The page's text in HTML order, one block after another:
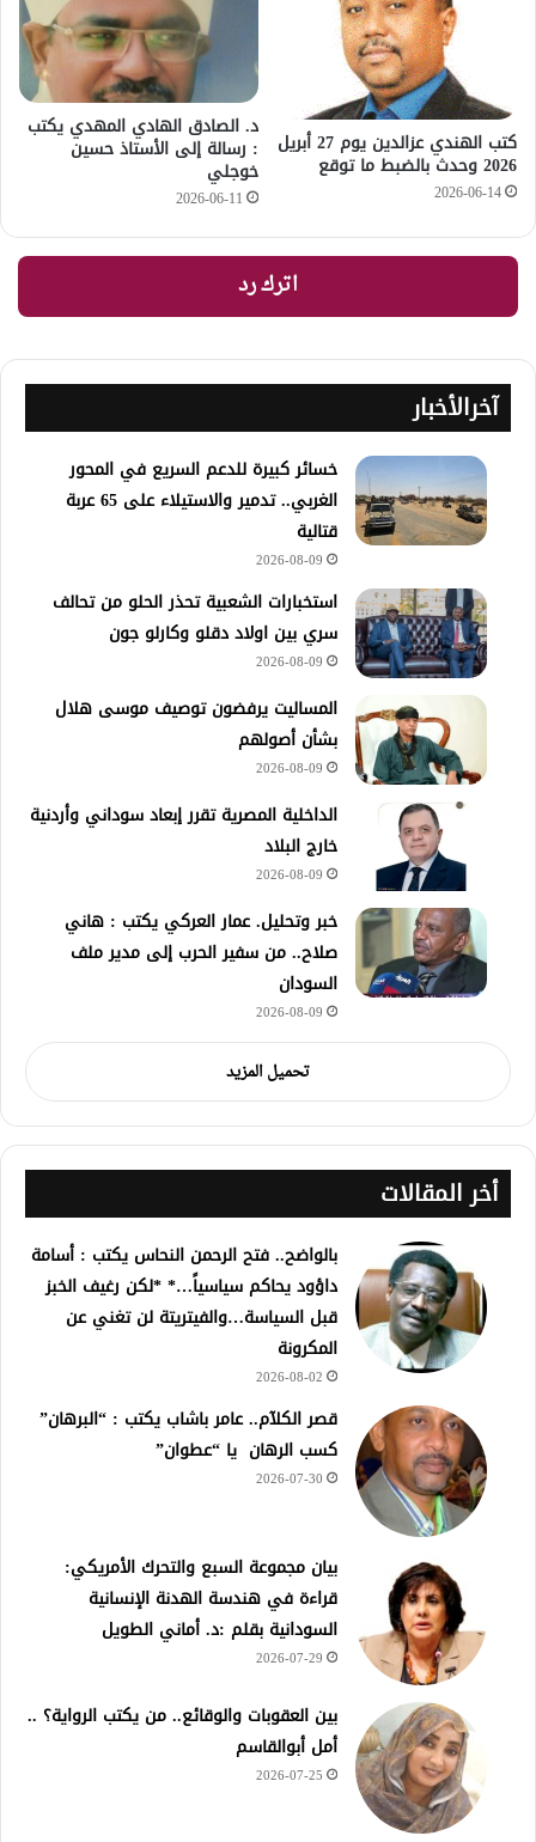
كتب الهندي عزالدين يوم 27 أبريل
2026 وحدث بالضبط ما توقع
2026-06-14
د. الصادق الهادي المهدي يكتب
: رسالة إلى الأستاذ حسين
خوجلي
2026-06-11
اترك رد
آخرالأخبار
خسائر كبيرة للدعم السريع في المحور
الغربي.. تدمير والاستيلاء على 65 عربة
قتالية
2026-08-09
استخبارات الشعبية تحذر الحلو من تحالف
سري بين اولاد دقلو وكارلو جون
2026-08-09
المساليت يرفضون توصيف موسى هلال
بشأن أصولهم
2026-08-09
الداخلية المصرية تقرر إبعاد سوداني وأردنية
خارج البلاد
2026-08-09
خبر وتحليل. عمار العركي يكتب : هاني
صلاح.. من سفير الحرب إلى مدير ملف
السودان
2026-08-09
تحميل المزيد
أخر المقالات
بالواضح.. فتح الرحمن النحاس يكتب : أسامة
داؤود يحاكم سياسياً…* *لكن رغيف الخبز
قبل السياسة…والفيتريتة لن تغني عن
المكرونة
2026-08-02
قصر الكلآم.. عامر باشاب يكتب : “البرهان”
كسب الرهان يا “عطوان”
2026-07-30
بيان مجموعة السبع والتحرك الأمريكي:
قراءة في هندسة الهدنة الإنسانية
السودانية بقلم :د. أماني الطويل
2026-07-29
بين العقوبات والوقائع.. من يكتب الرواية؟ ..
أمل أبوالقاسم
2026-07-25